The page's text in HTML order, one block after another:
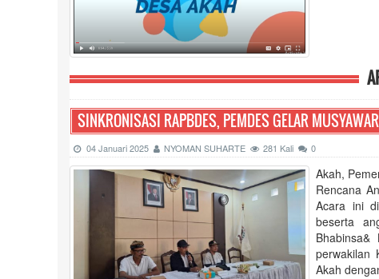
SINKRONISASI RAPBDES, PEMDES GELAR
04 Januari 2025 NYOMAN SUHARTE 281 Kali 0
Akah,
Rencana
Acara ini
beserta
perwakilan
Akah